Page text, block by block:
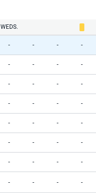
WEDS.
- - - -
- - - -
- - - -
- - - -
- - - -
- - - -
- - - -
- - - -